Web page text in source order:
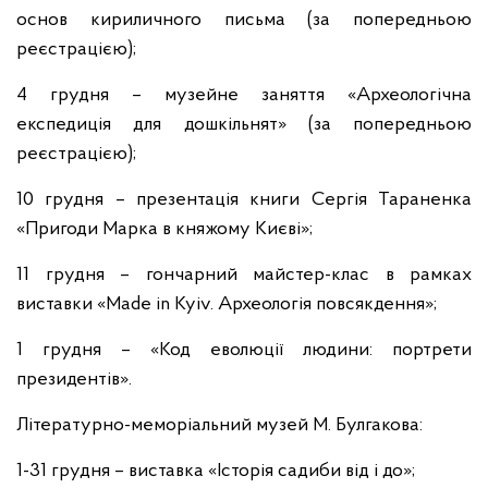
основ кириличного письма (за попередньою
реєстрацією);
4 грудня – музейне заняття «Археологічна
експедиція для дошкільнят» (за попередньою
реєстрацією);
10 грудня – презентація книги Сергія Тараненка
«Пригоди Марка в княжому Києві»;
11 грудня – гончарний майстер-клас в рамках
виставки «Made in Kyiv. Археологія повсякдення»;
1 грудня – «Код еволюції людини: портрети
президентів».
Літературно-меморіальний музей М. Булгакова:
1-31 грудня – виставка «Історія садиби від і до»;